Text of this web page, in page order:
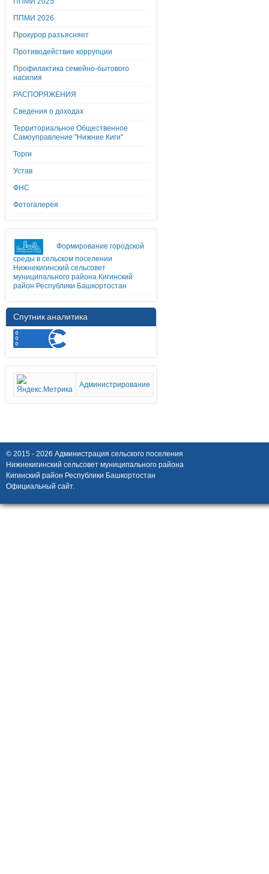
ППМИ 2026
Прокурор разъясняет
Противодействие коррупции
Профилактика семейно-бытового
насилия
РАСПОРЯЖЕНИЯ
Сведения о доходах
Территориальное Общественное
Самоуправление "Нижние Киги"
Торги
Устав
ФНС
Фотогалерея
Формирование городской
среды в сельском поселении
Нижнекигинский сельсовет
муниципального района Кигинский
район Республики Башкортостан
Спутник аналитика
Администрирование
© 2015 - 2026 Администрация сельского поселения
Нижнекигинский сельсовет муниципального района
Кигинский район Республики Башкортостан
Официальный сайт.